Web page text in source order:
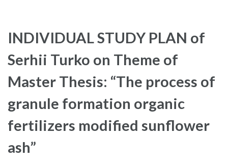
INDIVIDUAL STUDY PLAN of
Serhii Turko on Theme of
Master Thesis: “The process of
granule formation organic
fertilizers modified sunflower
ash”